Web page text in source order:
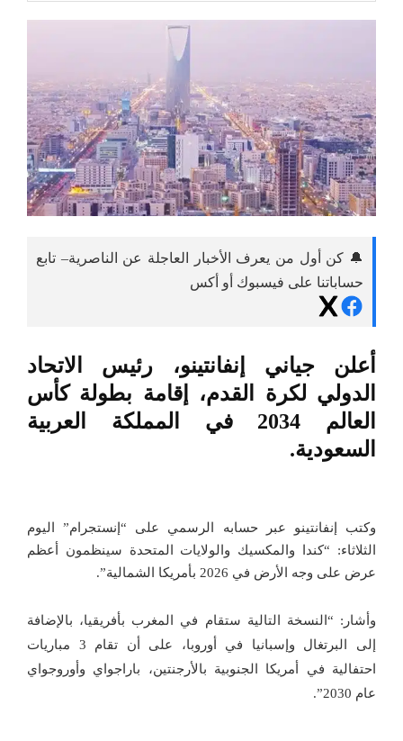
🔔 كن أول من يعرف الأخبار العاجلة عن الناصرية– تابع
حساباتنا على فيسبوك أو أكس
أعلن جياني إنفانتينو، رئيس الاتحاد
الدولي لكرة القدم، إقامة بطولة كأس
العالم 2034 في المملكة العربية
السعودية.
وكتب إنفانتينو عبر حسابه الرسمي على “إنستجرام” اليوم
الثلاثاء: “كندا والمكسيك والولايات المتحدة سينظمون أعظم
عرض على وجه الأرض في 2026 بأمريكا الشمالية”.
وأشار: “النسخة التالية ستقام في المغرب بأفريقيا، بالإضافة
إلى البرتغال وإسبانيا في أوروبا، على أن تقام 3 مباريات
احتفالية في أمريكا الجنوبية بالأرجنتين، باراجواي وأوروجواي
عام 2030”.